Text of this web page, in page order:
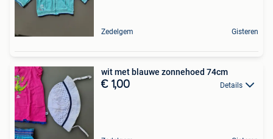
Zedelgem Gisteren
wit met blauwe zonnehoed 74cm
€ 1,00 Details